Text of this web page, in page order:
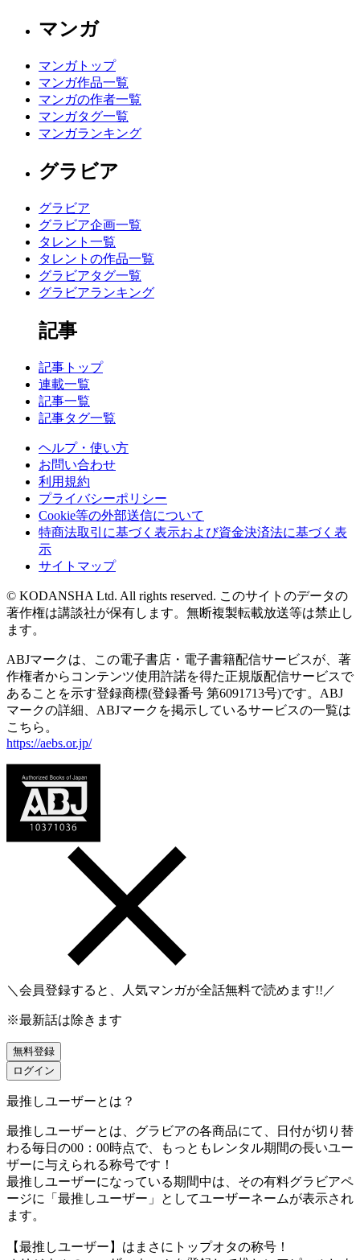
マンガ
マンガトップ
マンガ作品一覧
マンガの作者一覧
マンガタグ一覧
マンガランキング
グラビア
グラビア
グラビア企画一覧
タレント一覧
タレントの作品一覧
グラビアタグ一覧
グラビアランキング
記事
記事トップ
連載一覧
記事一覧
記事タグ一覧
ヘルプ・使い方
お問い合わせ
利用規約
プライバシーポリシー
Cookie等の外部送信について
特商法取引に基づく表示および資金決済法に基づく表
示
サイトマップ
© KODANSHA Ltd. All rights reserved. このサイトのデータの
著作権は講談社が保有します。無断複製転載放送等は禁止し
ます。
ABJマークは、この電子書店・電子書籍配信サービスが、著
作権者からコンテンツ使用許諾を得た正規版配信サービスで
あることを示す登録商標(登録番号 第6091713号)です。ABJ
マークの詳細、ABJマークを掲示しているサービスの一覧は
こちら。
https://aebs.or.jp/
＼会員登録すると、人気マンガが全話無料で読めます!!／
※最新話は除きます
無料登録
ログイン
最推しユーザーとは？
最推しユーザーとは、グラビアの各商品にて、日付が切り替
わる毎日の00：00時点で、
もっともレンタル期間の長いユー
ザーに与えられる称号です！
最推しユーザーになっている期間中は、 その有料グラビアペ
ージに「最推しユーザー」としてユーザーネームが表示され
ます。
【最推しユーザー】はまさにトップオタの称号！